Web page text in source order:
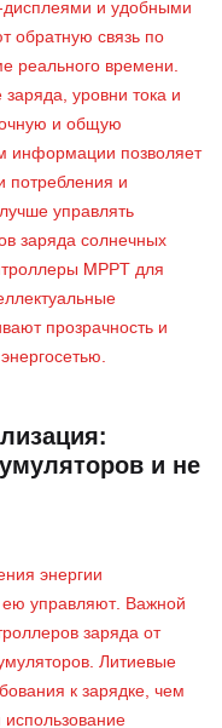
и удобными
обратную связь по
реального времени.
уровни тока и
и общую
информации позволяет
потребления и
управлять
заряда солнечных
MPPT для
прозрачность и
и не
энергии
ею управляют. Важной
заряда от
Литиевые
к зарядке, чем